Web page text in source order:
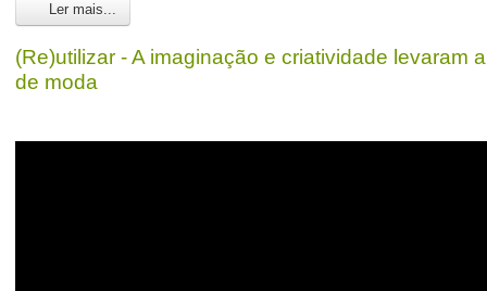
Ler mais...
(Re)utilizar - A imaginação e criatividade levaram
de moda